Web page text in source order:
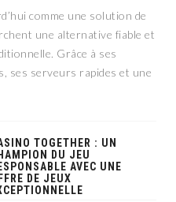
comme une solution de
une alternative fiable et
Grâce à ses
ses serveurs rapides et une
TOGETHER : UN
DU JEU
AVEC UNE
DE JEUX